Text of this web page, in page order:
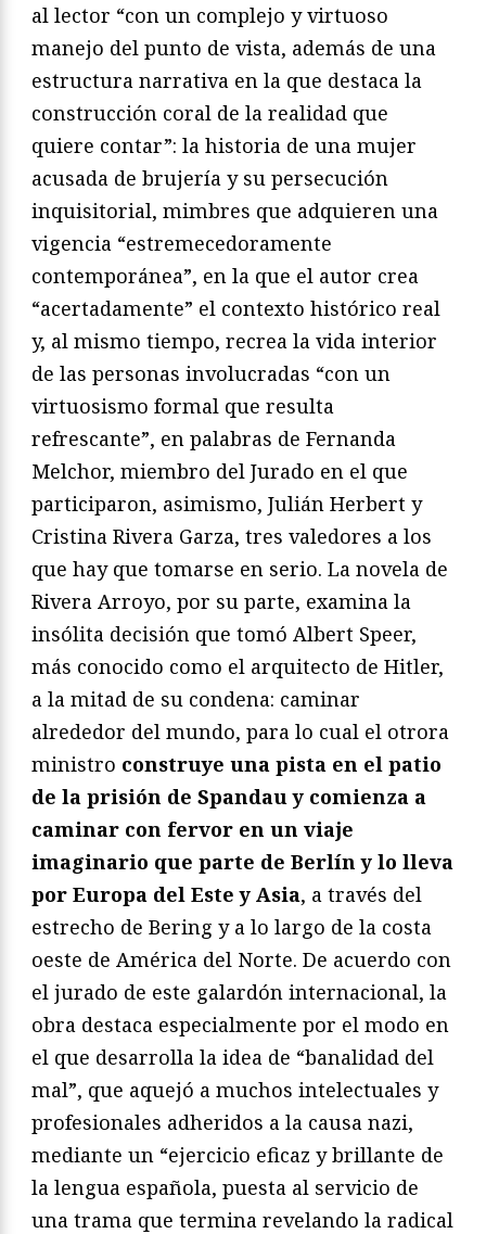
al lector “con un complejo y virtuoso
manejo del punto de vista, además de una
estructura narrativa en la que destaca la
construcción coral de la realidad que
quiere contar”: la historia de una mujer
acusada de brujería y su persecución
inquisitorial, mimbres que adquieren una
vigencia “estremecedoramente
contemporánea”, en la que el autor crea
“acertadamente” el contexto histórico real
y, al mismo tiempo, recrea la vida interior
de las personas involucradas “con un
virtuosismo formal que resulta
refrescante”, en palabras de Fernanda
Melchor, miembro del Jurado en el que
participaron, asimismo, Julián Herbert y
Cristina Rivera Garza, tres valedores a los
que hay que tomarse en serio. La novela de
Rivera Arroyo, por su parte, examina la
insólita decisión que tomó Albert Speer,
más conocido como el arquitecto de Hitler,
a la mitad de su condena: caminar
alrededor del mundo, para lo cual el otrora
ministro construye una pista en el patio
de la prisión de Spandau y comienza a
caminar con fervor en un viaje
imaginario que parte de Berlín y lo lleva
por Europa del Este y Asia, a través del
estrecho de Bering y a lo largo de la costa
oeste de América del Norte. De acuerdo con
el jurado de este galardón internacional, la
obra destaca especialmente por el modo en
el que desarrolla la idea de “banalidad del
mal”, que aquejó a muchos intelectuales y
profesionales adheridos a la causa nazi,
mediante un “ejercicio eficaz y brillante de
la lengua española, puesta al servicio de
una trama que termina revelando la radical